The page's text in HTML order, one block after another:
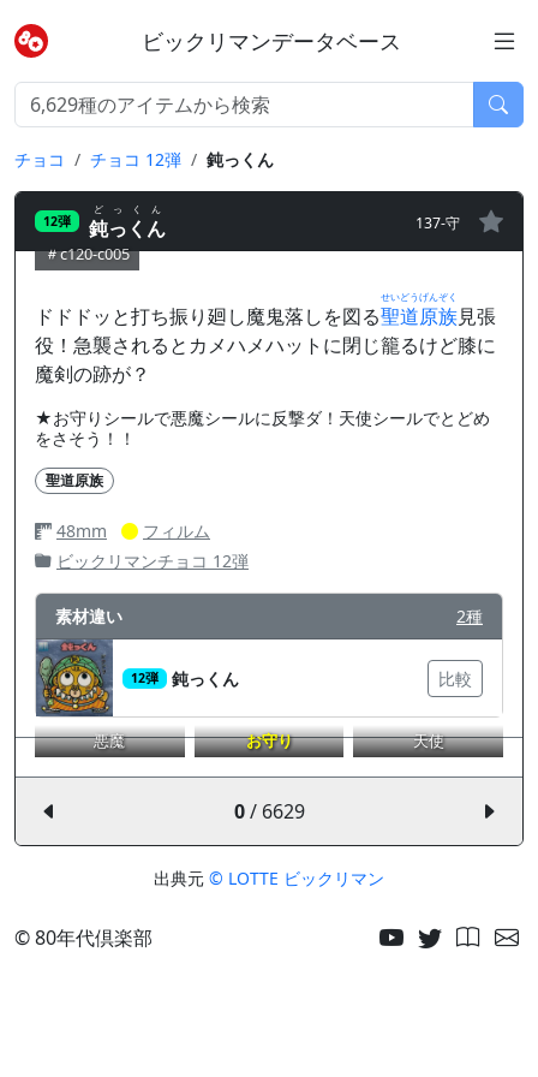
ビックリマンデータベース
チョコ チョコ 12弾 鈍っくん
12弾 鈍っくん
どっくん
137-守
c120-c005
ドドドッと打ち振り廻し魔鬼落しを図る聖道原族
せいどうげんぞく
見張
役！急襲されるとカメハメハットに閉じ籠るけど膝に
魔剣の跡が？
★お守りシールで悪魔シールに反撃ダ！天使シールでとどめ
をさそう！！
聖道原族
48mm
フィルム
ビックリマンチョコ 12弾
素材違い 2種
12弾 鈍っくん 比較
悪魔 お守り 天使
0/ 6629
出典元 © LOTTE ビックリマン
© 80年代倶楽部